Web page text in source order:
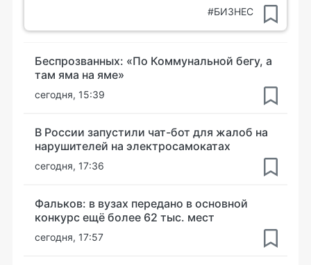
#БИЗНЕС
Беспрозванных: «По Коммунальной бегу, а
там яма на яме»
сегодня, 15:39
В России запустили чат-бот для жалоб на
нарушителей на электросамокатах
сегодня, 17:36
Фальков: в вузах передано в основной
конкурс ещё более 62 тыс. мест
сегодня, 17:57